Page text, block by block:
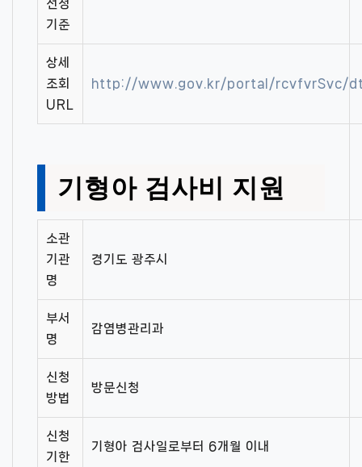
선정
기준
상세
조회
URL
http://www.gov.kr/portal/rcvfvrSvc/
기형아 검사비 지원
소관
기관
명
경기도 광주시
부서
명
감염병관리과
신청
방법
방문신청
신청
기한
기형아 검사일로부터 6개월 이내